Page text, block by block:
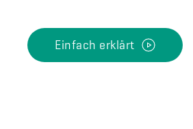
Einfach erklärt